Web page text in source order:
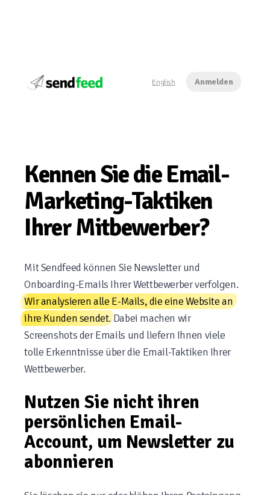
English Anmelden
Kennen Sie die Email-
Marketing-Taktiken
Ihrer Mitbewerber?
Mit Sendfeed können Sie Newsletter und
Onboarding-Emails Ihrer Wettbewerber verfolgen.
Wir analysieren alle E-Mails, die eine Website an
ihre Kunden sendet. Dabei machen wir
Screenshots der Emails und liefern Ihnen viele
tolle Erkenntnisse über die Email-Taktiken Ihrer
Wettbewerber.
Nutzen Sie nicht ihren
persönlichen Email-
Account, um Newsletter zu
abonnieren